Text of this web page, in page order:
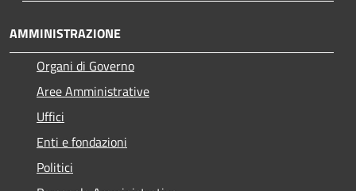
AMMINISTRAZIONE
Organi di Governo
Aree Amministrative
Uffici
Enti e fondazioni
Politici